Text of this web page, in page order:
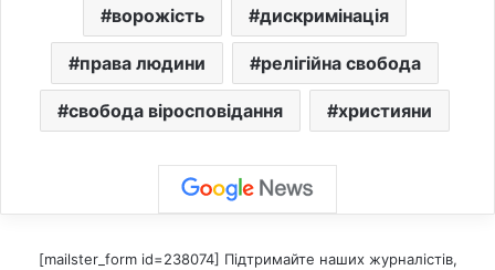
ворожість дискримінація
права людини релігійна свобода
свобода віросповідання християни
[mailster_form id=238074] Підтримайте наших журналістів,